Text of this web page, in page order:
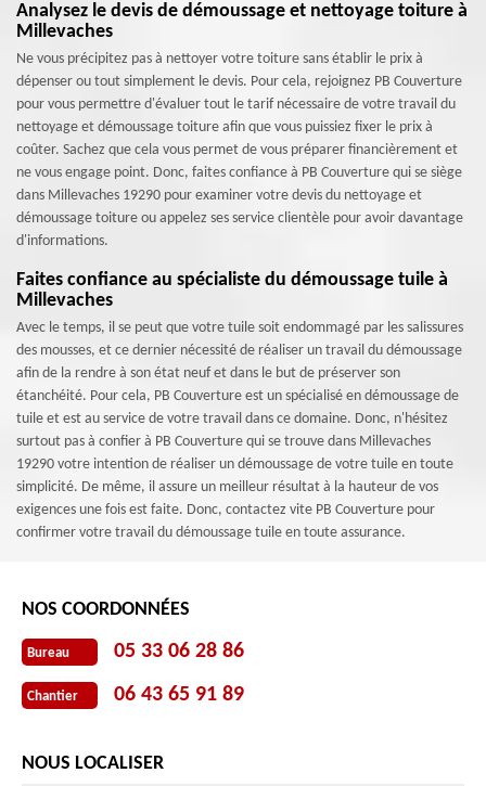
Analysez le devis de démoussage et nettoyage toiture à
Millevaches
Ne vous précipitez pas à nettoyer votre toiture sans établir le prix à
dépenser ou tout simplement le devis. Pour cela, rejoignez PB Couverture
pour vous permettre d'évaluer tout le tarif nécessaire de votre travail du
nettoyage et démoussage toiture afin que vous puissiez fixer le prix à
coûter. Sachez que cela vous permet de vous préparer financièrement et
ne vous engage point. Donc, faites confiance à PB Couverture qui se siège
dans Millevaches 19290 pour examiner votre devis du nettoyage et
démoussage toiture ou appelez ses service clientèle pour avoir davantage
d'informations.
Faites confiance au spécialiste du démoussage tuile à
Millevaches
Avec le temps, il se peut que votre tuile soit endommagé par les salissures
des mousses, et ce dernier nécessité de réaliser un travail du démoussage
afin de la rendre à son état neuf et dans le but de préserver son
étanchéité. Pour cela, PB Couverture est un spécialisé en démoussage de
tuile et est au service de votre travail dans ce domaine. Donc, n'hésitez
surtout pas à confier à PB Couverture qui se trouve dans Millevaches
19290 votre intention de réaliser un démoussage de votre tuile en toute
simplicité. De même, il assure un meilleur résultat à la hauteur de vos
exigences une fois est faite. Donc, contactez vite PB Couverture pour
confirmer votre travail du démoussage tuile en toute assurance.
NOS COORDONNÉES
Bureau 05 33 06 28 86
Chantier 06 43 65 91 89
NOUS LOCALISER